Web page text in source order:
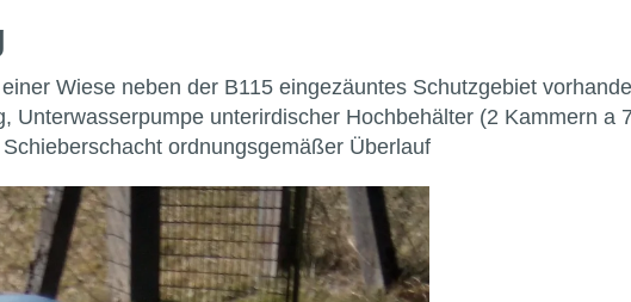
Wiese neben der B115 eingezäuntes Schutzgebiet
Unterwasserpumpe unterirdischer Hochbehälter (2 Kammern a
ordnungsgemäßer Überlauf